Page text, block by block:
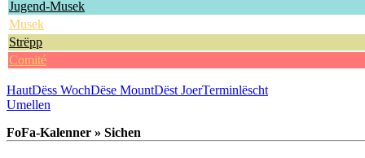
Jugend-Musek
Musek
Strëpp
Comité
HautDëss WochDëse MountDëst JoerTerminlëscht
Umellen
FoFa-Kalenner » Sichen